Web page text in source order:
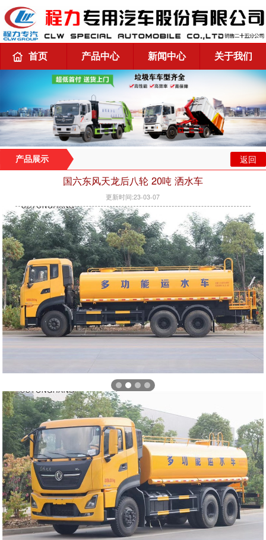
首页 产品中心 新闻中心 关于我们
产品展示 返回
国六东风天龙后八轮 20吨 洒水车
更新时间:23-03-07